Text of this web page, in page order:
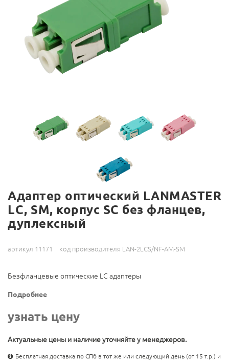
Адаптер оптический LANMASTER
LC, SM, корпус SC без фланцев,
дуплексный
артикул 11171 код производителя LAN-2LCS/NF-AM-SM
Безфланцевые оптические LC адаптеры
Подробнее
узнать цену
Актуальные цены и наличие уточняйте у менеджеров.
Бесплатная доставка по СПб в тот же или следующий день (от 15 т.р.) и